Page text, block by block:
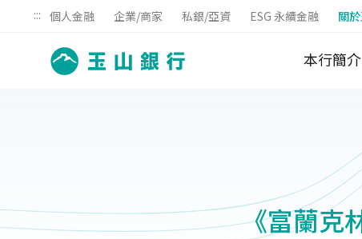
::: 個人金融 企業/商家 私銀/亞資 ESG 永續金融 關
本行簡介
《富蘭克